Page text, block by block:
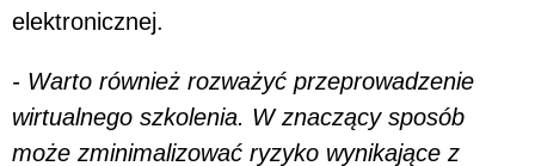
elektronicznej.
- Warto również rozważyć przeprowadzenie
wirtualnego szkolenia. W znaczący sposób
może zminimalizować ryzyko wynikające z